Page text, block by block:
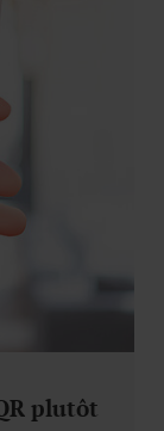
plutôt